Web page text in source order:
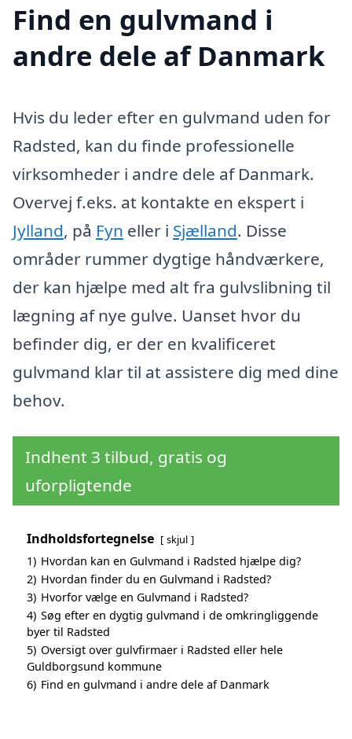
Find en gulvmand i
andre dele af Danmark
Hvis du leder efter en gulvmand uden for
Radsted, kan du finde professionelle
virksomheder i andre dele af Danmark.
Overvej f.eks. at kontakte en ekspert i
Jylland, på Fyn eller i Sjælland. Disse
områder rummer dygtige håndværkere,
der kan hjælpe med alt fra gulvslibning til
lægning af nye gulve. Uanset hvor du
befinder dig, er der en kvalificeret
gulvmand klar til at assistere dig med dine
behov.
Indhent 3 tilbud, gratis og
uforpligtende
Indholdsfortegnelse skjul
1) Hvordan kan en Gulvmand i Radsted hjælpe dig?
2) Hvordan finder du en Gulvmand i Radsted?
3) Hvorfor vælge en Gulvmand i Radsted?
4) Søg efter en dygtig gulvmand i de omkringliggende
byer til Radsted
5) Oversigt over gulvfirmaer i Radsted eller hele
Guldborgsund kommune
6) Find en gulvmand i andre dele af Danmark